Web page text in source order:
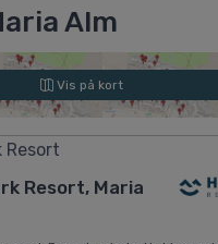
Alm
Vis på kort
Resort, Maria